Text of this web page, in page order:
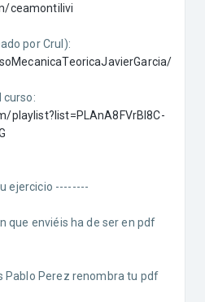
ceamontilivi
por Crul):
curso:
playlist?list=PLAnA8FVrBl8C-
ejercicio --------
que enviéis ha de ser en pdf
Pablo Perez renombra tu pdf